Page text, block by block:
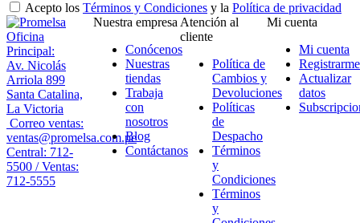
Acepto los Términos y Condiciones y la Política de privacidad
Oficina
Principal:
Av. Nicolás
Arriola 899
Santa Catalina,
La Victoria
Correo ventas:
ventas@promelsa.com.pe
Central: 712-
5500 / Ventas:
712-5555
Nuestra empresa
Conócenos
Nuestras
tiendas
Trabaja
con
nosotros
Blog
Contáctanos
Atención al
cliente
Política de
Cambios y
Devoluciones
Políticas
de
Despacho
Términos
y
Condiciones
Términos
y
Mi cuenta
Mi cuenta
Registrarme
Actualizar
datos